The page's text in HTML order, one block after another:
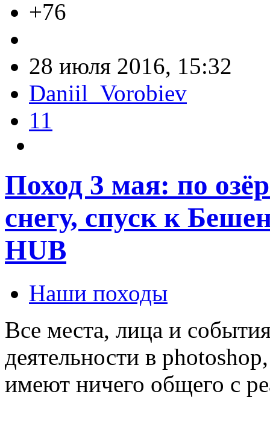
+76
28 июля 2016, 15:32
Daniil_Vorobiev
11
Поход 3 мая: по
снегу, спуск к
HUB
Наши походы
Все места, лица и
деятельности в
имеют ничего общего с